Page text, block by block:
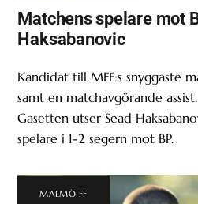
Matchens spelare mot
Haksabanovic
Kandidat till MFF:s snyggaste
samt en matchavgörande assist.
Gasetten utser Sead
spelare i 1-2 segern mot BP.
MALMÖ FF